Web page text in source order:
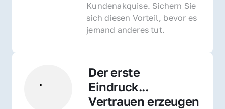
Kundenakquise. Sichern Sie
sich diesen Vorteil, bevor es
jemand anderes tut.
Der erste
Eindruck...
Vertrauen erzeugen